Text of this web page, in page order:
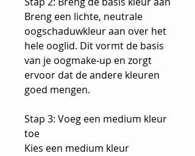
Breng een lichte, neutrale
oogschaduwkleur aan over het
hele ooglid. Dit vormt de basis
van je oogmake-up en zorgt
ervoor dat de andere kleuren
goed mengen.
Stap 3: Voeg een medium kleur
toe
Kies een medium kleur